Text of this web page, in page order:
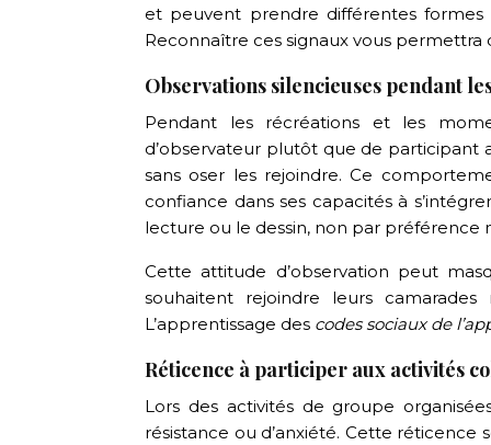
et peuvent prendre différentes
Reconnaître ces signaux vous
Observations silencieuses pendant
Pendant les récréations et les
d’observateur plutôt que de participant
sans oser les rejoindre. Ce
confiance dans ses capacités à
lecture ou le dessin, non par préférence
Cette attitude d’observation peut
souhaitent rejoindre leurs
L’apprentissage des codes sociaux de
Réticence à participer aux activités
Lors des activités de groupe
résistance ou d’anxiété. Cette réticence